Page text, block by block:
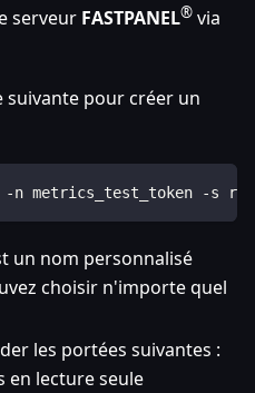
serveur FASTPANEL® via
suivante pour créer un
-n metrics_test_token -s
un nom personnalisé
choisir n'importe quel
les portées suivantes :
en lecture seule